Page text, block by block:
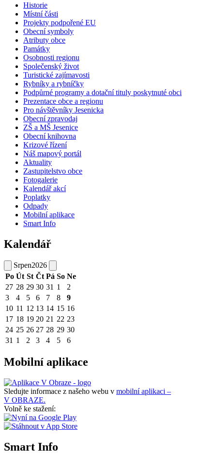
Historie
Místní části
Projekty podpořené EU
Obecní symboly
Atributy obce
Památky
Osobnosti regionu
Společenský život
Turistické zajímavosti
Rybníky a rybníčky
Podpůrné programy a dotační tituly poskytnuté obci
Prezentace obce a regionu
Pro návštěvníky Jesenicka
Obecní zpravodaj
ZŠ a MŠ Jesenice
Obecní knihovna
Krizové řízení
Náš mapový portál
Aktuality
Zastupitelstvo obce
Fotogalerie
Kalendář akcí
Poplatky
Odpady
Mobilní aplikace
Smart Info
Kalendář
Srpen2026
Po Út St Čt Pá So Ne
27 28 29 30 31 1
2
3
4 5 6 7 8
9
10 11 12 13 14 15 16
17 18 19 20 21 22 23
24 25 26 27 28 29 30
31 1 2 3 4 5 6
Mobilní aplikace
Sledujte informace z našeho webu v mobilní aplikaci –
V OBRAZE.
Volně ke stažení:
Smart Info